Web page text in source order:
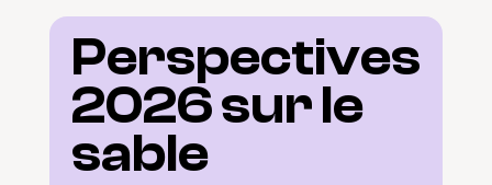
Perspectives
2026 sur le
sable